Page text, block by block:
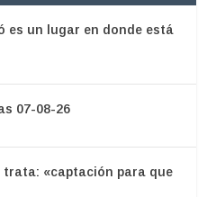
es un lugar en donde está
07-08-26
trata: «captación para que